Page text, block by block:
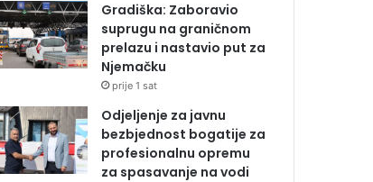
Gradiška: Zaboravio
suprugu na graničnom
prelazu i nastavio put za
Njemačku
prije 1 sat
Odjeljenje za javnu
bezbjednost bogatije za
profesionalnu opremu
za spasavanje na vodi